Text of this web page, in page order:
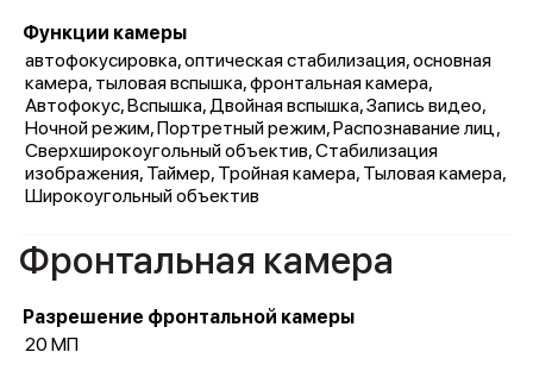
Функции камеры
автофокусировка, оптическая стабилизация, основная
камера, тыловая вспышка, фронтальная камера,
Автофокус, Вспышка, Двойная вспышка, Запись видео,
Ночной режим, Портретный режим, Распознавание лиц,
Сверхширокоугольный объектив, Стабилизация
изображения, Таймер, Тройная камера, Тыловая камера,
Широкоугольный объектив
Фронтальная камера
Разрешение фронтальной камеры
20 МП